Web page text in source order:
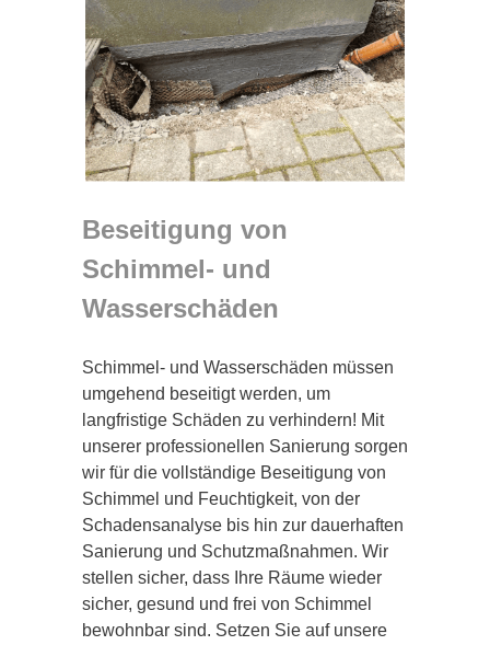
Beseitigung von
Schimmel- und
Wasserschäden
Schimmel- und Wasserschäden müssen
umgehend beseitigt werden, um
langfristige Schäden zu verhindern! Mit
unserer professionellen Sanierung sorgen
wir für die vollständige Beseitigung von
Schimmel und Feuchtigkeit, von der
Schadensanalyse bis hin zur dauerhaften
Sanierung und Schutzmaßnahmen. Wir
stellen sicher, dass Ihre Räume wieder
sicher, gesund und frei von Schimmel
bewohnbar sind. Setzen Sie auf unsere